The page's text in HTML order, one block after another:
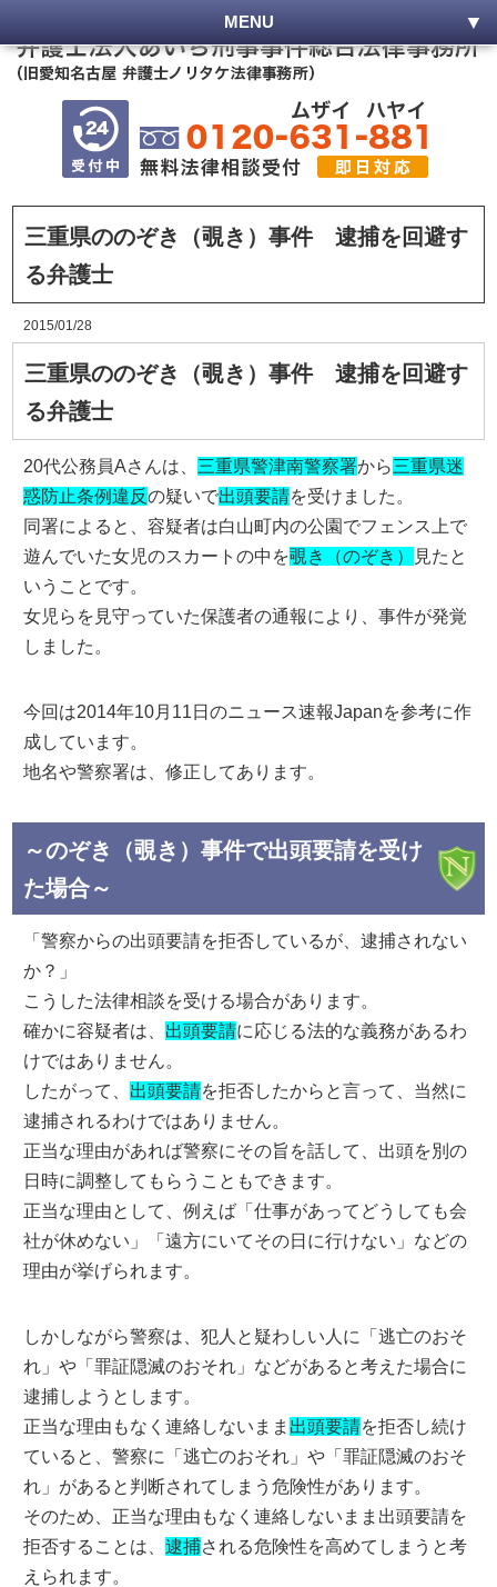
MENU
三重県ののぞき（覗き）事件 逮捕を回避す
る弁護士
2015/01/28
三重県ののぞき（覗き）事件 逮捕を回避す
る弁護士
20代公務員Aさんは、 三重県警津南警察署から三重県迷
惑防止条例違反の疑いで出頭要請を受けました。
同署によると、容疑者は白山町内の公園でフェンス上で
遊んでいた女児のスカートの中を覗き（のぞき）
見たと
いうことです。
女児らを見守っていた保護者の通報により、事件が発覚
しました。
今回は2014年10月11日のニュース速報Japanを参考に作
成しています。
地名や警察署は、修正してあります。
～のぞき（覗き）事件で出頭要請を受け
た場合～
「警察からの出頭要請を拒否しているが、逮捕されない
か？」
こうした法律相談を受ける場合があります。
確かに容疑者は、 出頭要請に応じる法的な義務があるわ
けではありません。
したがって、 出頭要請を拒否したからと言って、当然に
逮捕されるわけではありません。
正当な理由があれば警察にその旨を話して、出頭を別の
日時に調整してもらうこともできます。
正当な理由として、例えば「仕事があってどうしても会
社が休めない」「遠方にいてその日に行けない」などの
理由が挙げられます。
しかしながら警察は、犯人と疑わしい人に「逃亡のおそ
れ」や「罪証隠滅のおそれ」などがあると考えた場合に
逮捕しようとします。
正当な理由もなく連絡しないまま 出頭要請を拒否し続け
ていると、警察に「逃亡のおそれ」や「罪証隠滅のおそ
れ」があると判断されてしまう危険性があります。
そのため、正当な理由もなく連絡しないまま出頭要請を
拒否することは、逮捕される危険性を高めてしまうと考
えられます。